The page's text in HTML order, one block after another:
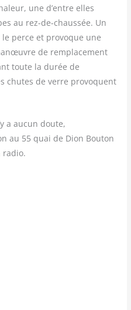
une d’entre elles
au rez-de-chaus­sée. Un
perce et pro­voque une
de rem­pla­ce­ment
toute la durée de
chutes de verre pro­voquent
a aucun doute,
au 55 quai de Dion Bou­ton
radio.